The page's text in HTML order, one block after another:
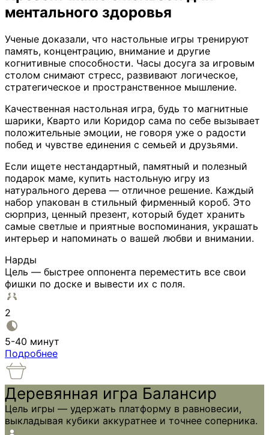
ментального здоровья
Ученые доказали, что настольные игры тренируют
память, концентрацию, внимание и другие
когнитивные способности. Часы досуга за игровым
столом снимают стресс, развивают логическое,
стратегическое и пространственное мышление.
Качественная настольная игра, будь то магнитные
шарики, Кварто или Коридор сама по себе вызывает
положительные эмоции, не говоря уже о радости
побед и чувстве единения с семьей и друзьями.
Если ищете нестандартный, памятный и полезный
подарок маме, купить настольную игру из
натурального дерева — отличное решение. Каждый
набор упакован в стильный фирменный короб. Это
сюрприз, ценный презент, который будет хранить
самые светлые и приятные воспоминания, украшать
интерьер и напоминать о вашей любви и внимании.
Нарды
Цель — быстрее оппонента переместить все свои
фишки по доске и вывести их с поля.
2
5-40 минут
Подробнее
Деревянная игра Балансир
Цель игры — удержать платформу в равновесии,
выкладывая кубики аккуратнее и точнее соперника.